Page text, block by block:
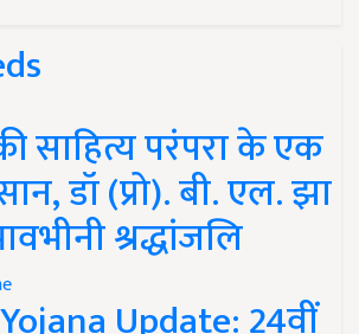
साहित्य परंपरा के एक
डॉ (प्रो). बी. एल. झा
श्रद्धांजलि
Update: 24वीं